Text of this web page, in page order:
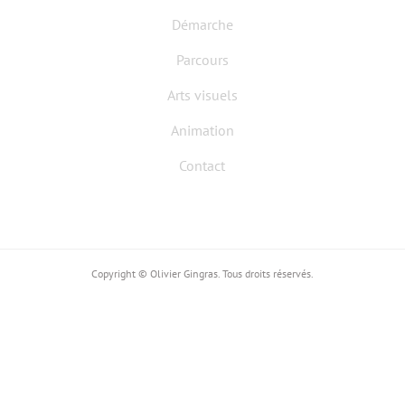
Démarche
Parcours
Arts visuels
Animation
Contact
Copyright © Olivier Gingras. Tous droits réservés.